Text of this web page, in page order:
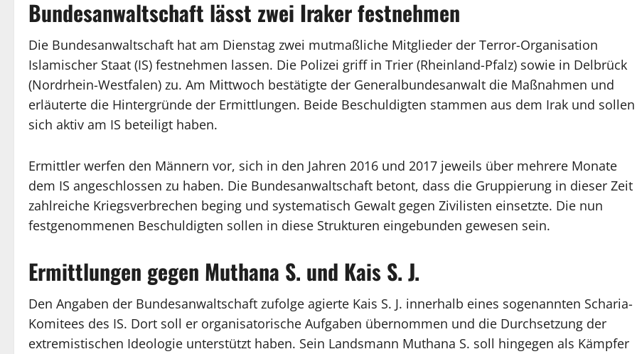
Bundesanwaltschaft lässt zwei Iraker festnehmen
Die Bundesanwaltschaft hat am Dienstag zwei mutmaßliche Mitglieder der Terror-Organisation
Islamischer Staat (IS) festnehmen lassen. Die Polizei griff in Trier (Rheinland-Pfalz) sowie in Delbrück
(Nordrhein-Westfalen) zu. Am Mittwoch bestätigte der Generalbundesanwalt die Maßnahmen und
erläuterte die Hintergründe der Ermittlungen. Beide Beschuldigten stammen aus dem Irak und sollen
sich aktiv am IS beteiligt haben.
Ermittler werfen den Männern vor, sich in den Jahren 2016 und 2017 jeweils über mehrere Monate
dem IS angeschlossen zu haben. Die Bundesanwaltschaft betont, dass die Gruppierung in dieser Zeit
zahlreiche Kriegsverbrechen beging und systematisch Gewalt gegen Zivilisten einsetzte. Die nun
festgenommenen Beschuldigten sollen in diese Strukturen eingebunden gewesen sein.
Ermittlungen gegen Muthana S. und Kais S. J.
Den Angaben der Bundesanwaltschaft zufolge agierte Kais S. J. innerhalb eines sogenannten Scharia-
Komitees des IS. Dort soll er organisatorische Aufgaben übernommen und die Durchsetzung der
extremistischen Ideologie unterstützt haben. Sein Landsmann Muthana S. soll hingegen als Kämpfer